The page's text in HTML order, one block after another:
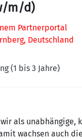
m/d)
Partnerportal
Deutschland
(1 bis 3 Jahre)
als unabhängige,
wachsen auch